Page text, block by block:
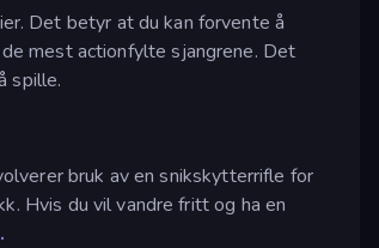
Det betyr at du kan forvente å
mest actionfylte sjangrene. Det
spille.
bruk av en snikskytterrifle for
Hvis du vil vandre fritt og ha en